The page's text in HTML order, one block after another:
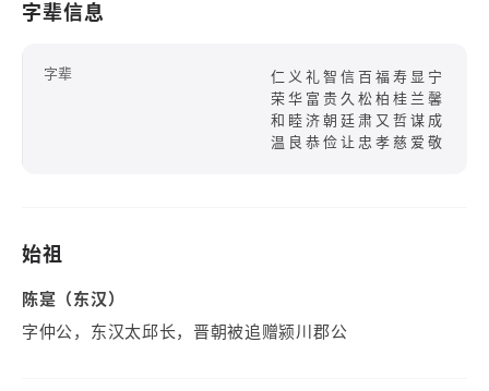
字辈信息
字辈
仁义礼智信百福寿显宁
荣华富贵久松柏桂兰馨
和睦济朝廷肃又哲谋成
温良恭俭让忠孝慈爱敬
始祖
陈寔（东汉）
字仲公，东汉太邱长，晋朝被追赠颍川郡公